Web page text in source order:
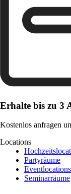
Erhalte bis zu 3
Kostenlos anfragen
Locations
Partyräume
Eventlocations
Seminarräume